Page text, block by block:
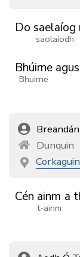
Do saelaíog
saolaíodh
Bhúirne
Bhuirne
agus
Dunquin
Cén ainm
t-ainm
a